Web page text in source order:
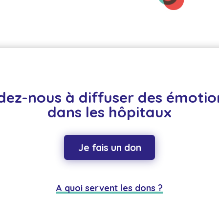
nous à diffuser des
dans les hôpitaux
Je fais un don
A quoi servent les dons ?